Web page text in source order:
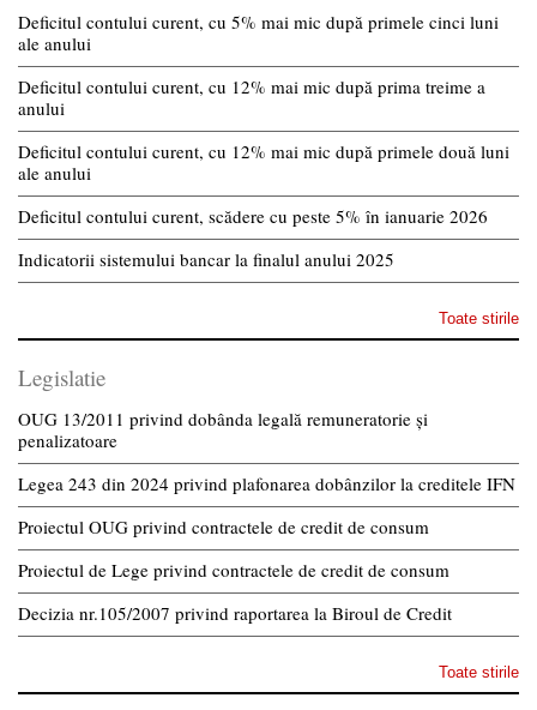
Deficitul contului curent, cu 5% mai mic după primele cinci luni
ale anului
Deficitul contului curent, cu 12% mai mic după prima treime a
anului
Deficitul contului curent, cu 12% mai mic după primele două luni
ale anului
Deficitul contului curent, scădere cu peste 5% în ianuarie 2026
Indicatorii sistemului bancar la finalul anului 2025
Toate stirile
Legislatie
OUG 13/2011 privind dobânda legală remuneratorie și
penalizatoare
Legea 243 din 2024 privind plafonarea dobânzilor la creditele IFN
Proiectul OUG privind contractele de credit de consum
Proiectul de Lege privind contractele de credit de consum
Decizia nr.105/2007 privind raportarea la Biroul de Credit
Toate stirile